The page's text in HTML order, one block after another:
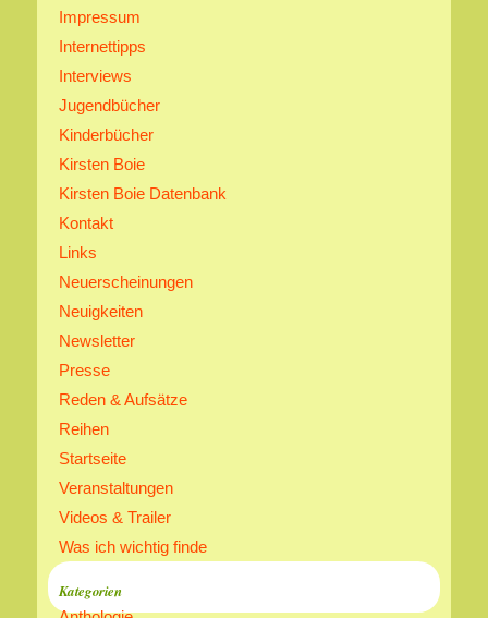
Impressum
Internettipps
Interviews
Jugendbücher
Kinderbücher
Kirsten Boie
Kirsten Boie Datenbank
Kontakt
Links
Neuerscheinungen
Neuigkeiten
Newsletter
Presse
Reden & Aufsätze
Reihen
Startseite
Veranstaltungen
Videos & Trailer
Was ich wichtig finde
Kategorien